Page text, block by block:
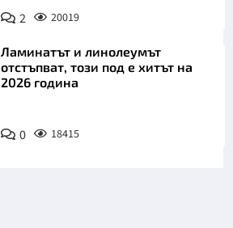
2 20019
Ламинатът и линолеумът
отстъпват, този под е хитът на
2026 година
0 18415